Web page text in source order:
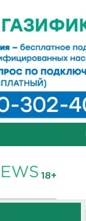
18+